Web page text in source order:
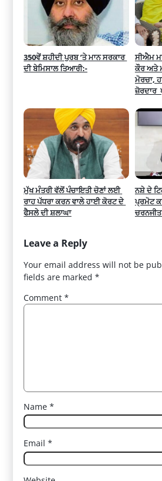
350ਵੇਂ ਸ਼ਹੀਦੀ ਪੁਰਬ ‘ਤੇ ਮਾਨ ਸਰਕਾਰ
ਦੀ ਬੇਮਿਸਾਲ ਤਿਆਰੀ:-
ਸੀਐਮ
ਕੌਰ ਅਤੇ
ਮੋਰਚਾ,
ਜ਼ੋਰਦਾਰ
ਮੁੱਖ ਮੰਤਰੀ ਵੱਲੋਂ ਪੰਚਾਇਤੀ ਚੋਣਾਂ ਲਈ
ਰਾਹ ਪੱਧਰਾ ਕਰਨ ਵਾਲੇ ਹਾਈ ਕੋਰਟ ਦੇ
ਫੈਸਲੇ ਦੀ ਸ਼ਲਾਘਾ
ਨਸ਼ੇ ਦੇ
ਪ੍ਰਮੋਟ
Leave a Reply
Your email address will not be
fields are marked*
Comment*
Name*
Email*